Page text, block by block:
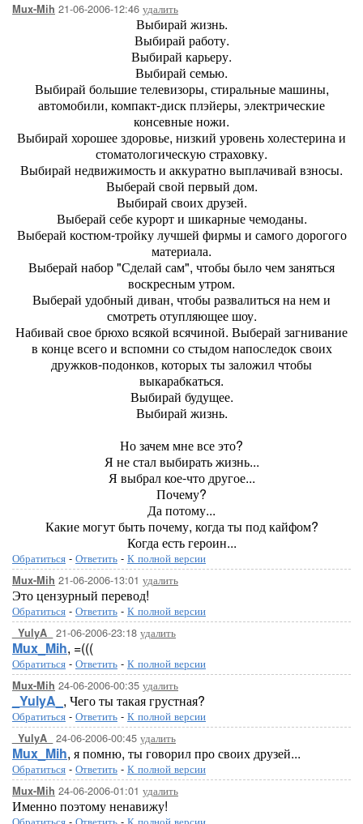
Mux-Mih 21-06-2006-12:46 удалить
Выбирай жизнь.
Выбирай работу.
Выбирай карьеру.
Выбирай семью.
Выбирай большие телевизоры, стиральные машины,
автомобили, компакт-диск плэйеры, электрические
консевные ножи.
Выбирай хорошее здоровье, низкий уровень холестерина и
стоматологическую страховку.
Выбирай недвижимость и аккуратно выплачивай взносы.
Выберай свой первый дом.
Выбирай своих друзей.
Выберай себе курорт и шикарные чемоданы.
Выберай костюм-тройку лучшей фирмы и самого дорогого
материала.
Выберай набор "Сделай сам", чтобы было чем заняться
воскресным утром.
Выберай удобный диван, чтобы развалиться на нем и
смотреть отупляющее шоу.
Набивай свое брюхо всякой всячиной. Выберай загнивание
в конце всего и вспомни со стыдом напоследок своих
дружков-подонков, которых ты заложил чтобы
выкарабкаться.
Выбирай будущее.
Выбирай жизнь.
Но зачем мне все это?
Я не стал выбирать жизнь...
Я выбрал кое-что другое...
Почему?
Да потому...
Какие могут быть почему, когда ты под кайфом?
Когда есть героин...
Обратиться - Ответить - К полной версии
Mux-Mih 21-06-2006-13:01 удалить
Это цензурный перевод!
Обратиться - Ответить - К полной версии
_YulyA_ 21-06-2006-23:18 удалить
Mux_Mih, =(((
Обратиться - Ответить - К полной версии
Mux-Mih 24-06-2006-00:35 удалить
_YulyA_ , Чего ты такая грустная?
Обратиться - Ответить - К полной версии
_YulyA_ 24-06-2006-00:45 удалить
Mux_Mih, я помню, ты говорил про своих друзей...
Обратиться - Ответить - К полной версии
Mux-Mih 24-06-2006-01:01 удалить
Именно поэтому ненавижу!